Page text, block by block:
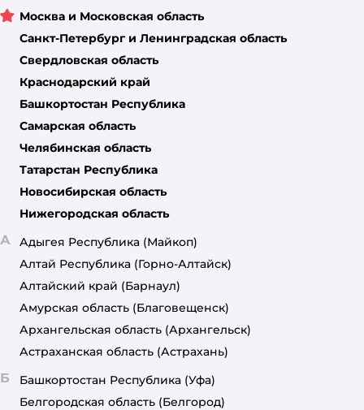
Москва и Московская область
Санкт-Петербург и Ленинградская область
Свердловская область
Краснодарский край
Башкортостан Республика
Самарская область
Челябинская область
Татарстан Республика
Новосибирская область
Нижегородская область
А Адыгея Республика (Майкоп)
Алтай Республика (Горно-Алтайск)
Алтайский край (Барнаул)
Амурская область (Благовещенск)
Архангельская область (Архангельск)
Астраханская область (Астрахань)
Б Башкортостан Республика (Уфа)
Белгородская область (Белгород)